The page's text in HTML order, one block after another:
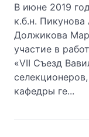
В июне 2019
к.б.н.
Должикова
участие в
«VII Съезд
кафедры ге...